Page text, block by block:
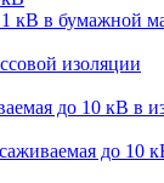
кВ в бумажной
изоляции
до 10 кВ в
до 10